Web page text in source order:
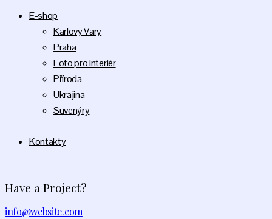
E-shop
Karlovy Vary
Praha
Foto pro interiér
Příroda
Ukrajina
Suvenýry
Kontakty
Have a Project?
info@website.com